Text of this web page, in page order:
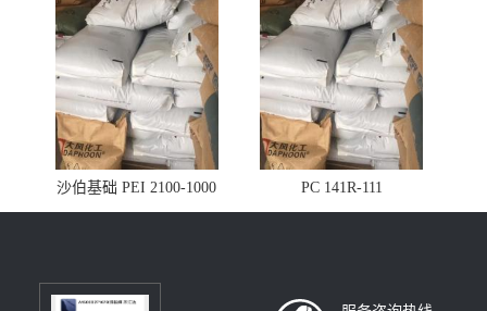
沙伯基础 PEI 2100-1000 PC 141R-111